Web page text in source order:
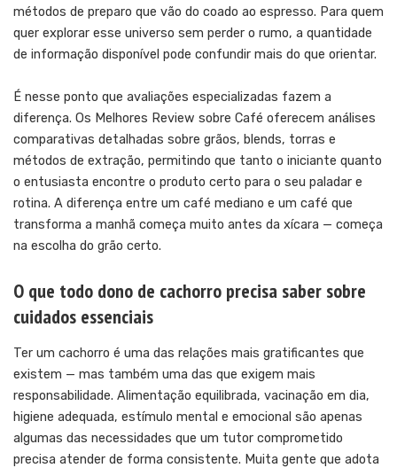
métodos de preparo que vão do coado ao espresso. Para quem
quer explorar esse universo sem perder o rumo, a quantidade
de informação disponível pode confundir mais do que orientar.
É nesse ponto que avaliações especializadas fazem a
diferença. Os Melhores Review sobre Café oferecem análises
comparativas detalhadas sobre grãos, blends, torras e
métodos de extração, permitindo que tanto o iniciante quanto
o entusiasta encontre o produto certo para o seu paladar e
rotina. A diferença entre um café mediano e um café que
transforma a manhã começa muito antes da xícara — começa
na escolha do grão certo.
O que todo dono de cachorro precisa saber sobre
cuidados essenciais
Ter um cachorro é uma das relações mais gratificantes que
existem — mas também uma das que exigem mais
responsabilidade. Alimentação equilibrada, vacinação em dia,
higiene adequada, estímulo mental e emocional são apenas
algumas das necessidades que um tutor comprometido
precisa atender de forma consistente. Muita gente que adota